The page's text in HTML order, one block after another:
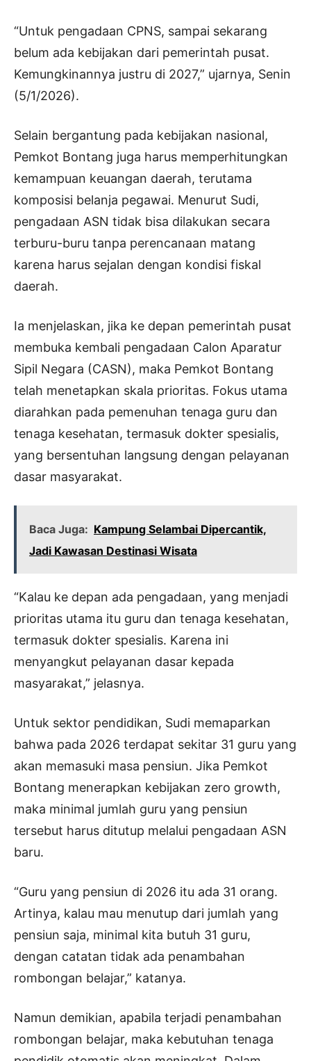
“Untuk pengadaan CPNS, sampai sekarang
belum ada kebijakan dari pemerintah pusat.
Kemungkinannya justru di 2027,” ujarnya, Senin
(5/1/2026).
Selain bergantung pada kebijakan nasional,
Pemkot Bontang juga harus memperhitungkan
kemampuan keuangan daerah, terutama
komposisi belanja pegawai. Menurut Sudi,
pengadaan ASN tidak bisa dilakukan secara
terburu-buru tanpa perencanaan matang
karena harus sejalan dengan kondisi fiskal
daerah.
Ia menjelaskan, jika ke depan pemerintah pusat
membuka kembali pengadaan Calon Aparatur
Sipil Negara (CASN), maka Pemkot Bontang
telah menetapkan skala prioritas. Fokus utama
diarahkan pada pemenuhan tenaga guru dan
tenaga kesehatan, termasuk dokter spesialis,
yang bersentuhan langsung dengan pelayanan
dasar masyarakat.
Baca Juga: Kampung Selambai Dipercantik,
Jadi Kawasan Destinasi Wisata
“Kalau ke depan ada pengadaan, yang menjadi
prioritas utama itu guru dan tenaga kesehatan,
termasuk dokter spesialis. Karena ini
menyangkut pelayanan dasar kepada
masyarakat,” jelasnya.
Untuk sektor pendidikan, Sudi memaparkan
bahwa pada 2026 terdapat sekitar 31 guru yang
akan memasuki masa pensiun. Jika Pemkot
Bontang menerapkan kebijakan zero growth,
maka minimal jumlah guru yang pensiun
tersebut harus ditutup melalui pengadaan ASN
baru.
“Guru yang pensiun di 2026 itu ada 31 orang.
Artinya, kalau mau menutup dari jumlah yang
pensiun saja, minimal kita butuh 31 guru,
dengan catatan tidak ada penambahan
rombongan belajar,” katanya.
Namun demikian, apabila terjadi penambahan
rombongan belajar, maka kebutuhan tenaga